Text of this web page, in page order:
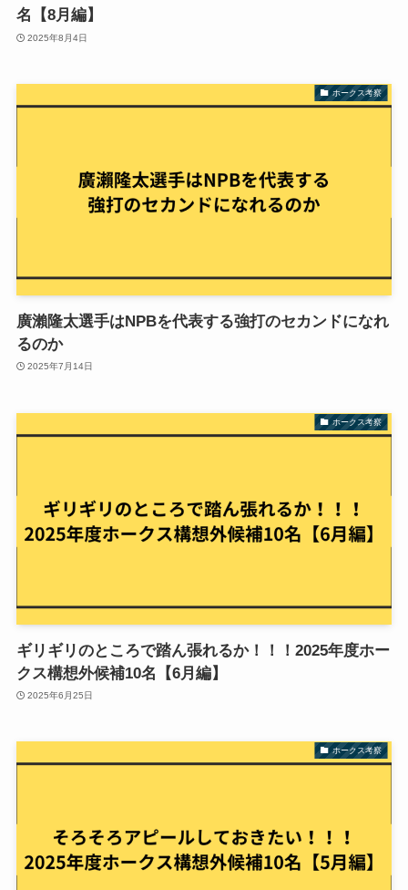
名【8月編】
2025年8月4日
ホークス考察
廣瀨隆太選手はNPBを代表する強打のセカンドになれ
るのか
2025年7月14日
ホークス考察
ギリギリのところで踏ん張れるか！！！2025年度ホー
クス構想外候補10名【6月編】
2025年6月25日
ホークス考察